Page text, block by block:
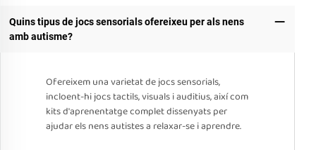
Quins tipus de jocs sensorials ofereixeu per als nens
amb autisme?
Ofereixem una varietat de jocs sensorials,
incloent-hi jocs tactils, visuals i auditius, així com
kits d'aprenentatge complet dissenyats per
ajudar els nens autistes a relaxar-se i aprendre.